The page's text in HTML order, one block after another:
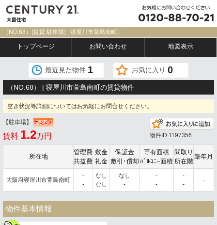
（NO.68）(賃貸 駐車場) | 寝屋川市萱島南町 |
トップページ お問い合わせ 地図表示
最近見た物件 1 お気に入り 0
（NO.68） | 寝屋川市萱島南町の賃貸物件
空き状況等詳細についてはお気軽にお問合せください。
【駐車場】
賃料 1.2万円
物件ID:1197356
所在地
管理費
共益費
敷金
礼金
保証金
敷引･償却
専有面積
ﾊﾞﾙｺﾆｰ面積
間取り
所在階
築年月
大阪府寝屋川市萱島南町
-
-
なし
なし
なし
-
-
-
-
-
-
物件基本情報